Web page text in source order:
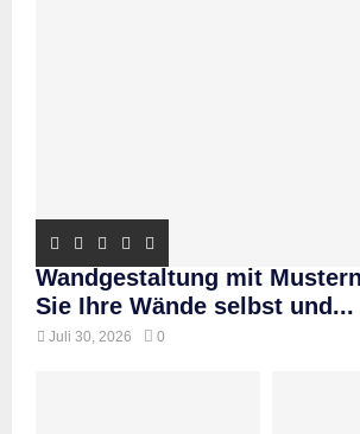
Wandgestaltung mit
Sie Ihre Wände selbst und...
Juli 30, 2026 0